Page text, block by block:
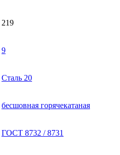
219
9
Сталь 20
бесшовная горячекатаная
ГОСТ 8732 / 8731